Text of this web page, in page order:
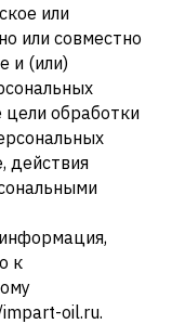
или
или совместно
и (или)
обработки
действия
к
oil.ru.